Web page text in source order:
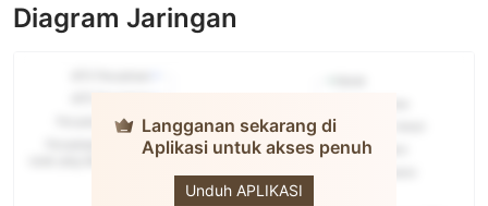
Diagram Jaringan
Langganan sekarang di
Aplikasi untuk akses penuh
Unduh APLIKASI